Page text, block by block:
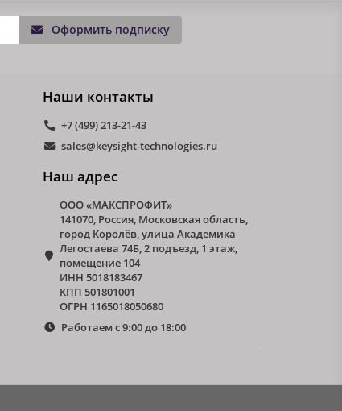
Оформить подписку
Наши контакты
+7 (499) 213-21-43
sales@keysight-technologies.ru
Наш адрес
ООО «МАКСПРОФИТ»
141070, Россия, Московская область,
город Королёв, улица Академика
Легостаева 74Б, 2 подъезд, 1 этаж,
помещение 104
ИНН 5018183467
КПП 501801001
ОГРН 1165018050680
Работаем с 9:00 до 18:00